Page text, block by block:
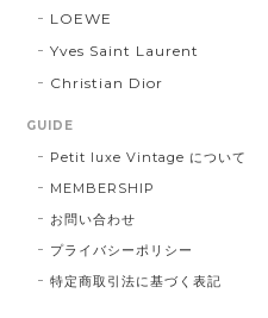
LOEWE
Yves Saint Laurent
Christian Dior
GUIDE
Petit luxe Vintage について
MEMBERSHIP
お問い合わせ
プライバシーポリシー
特定商取引法に基づく表記